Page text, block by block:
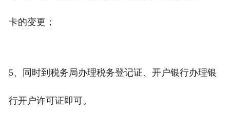
卡的变更；
5、同时到税务局办理税务登记证、开户银行办理银
行开户许可证即可。